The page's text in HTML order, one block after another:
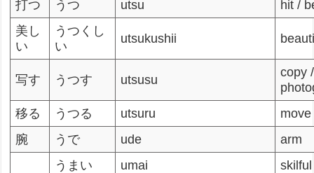
打つ
うつ utsu
hit /
美し
い
うつくし
い
utsukushii
写す うつす utsusu
copy /
移る
うつる utsuru
腕
うで ude
arm
うまい
umai